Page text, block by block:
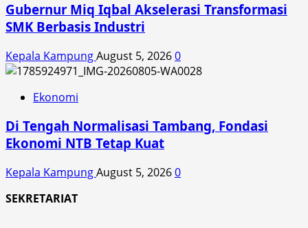
Gubernur Miq Iqbal Akselerasi Transformasi
SMK Berbasis Industri
Kepala KampungAugust 5, 20260
Ekonomi
Di Tengah Normalisasi Tambang, Fondasi
Ekonomi NTB Tetap Kuat
Kepala KampungAugust 5, 20260
SEKRETARIAT